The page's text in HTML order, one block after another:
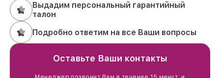
Выдадим персональный гарантийный
талон
Подробно ответим на все Ваши вопросы
Оставьте Ваши контакты